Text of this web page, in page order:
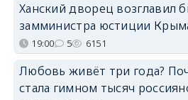
Ханский дворец возглавил
замминистра юстиции
19:00 5 6151
Любовь живёт три года?
стала гимном тысяч